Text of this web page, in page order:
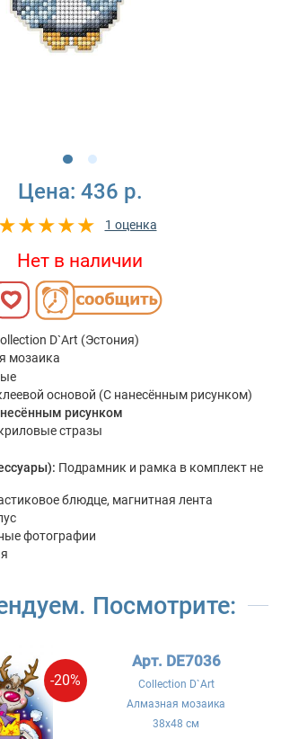
Цена: 436 р.
1 оценка
Нет в наличии
D`Art (Эстония)
мозаика
основой (С нанесённым рисунком)
рисунком
стразы
Подрамник и рамка в комплект не
блюдце, магнитная лента
фотографии
Посмотрите:
-20%
Арт. DE7036
Collection D`Art
Алмазная мозаика
38x48 см